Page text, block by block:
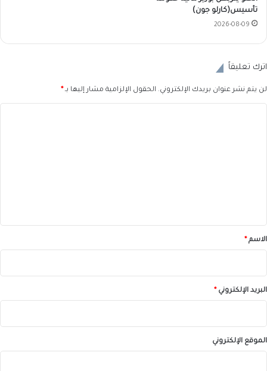
تأسيس(كارلو جون)
2026-08-09
اترك تعليقاً
لن يتم نشر عنوان بريدك الإلكتروني. الحقول الإلزامية مشار إليها بـ*
*الاسم*
البريد الإلكتروني*
الموقع الإلكتروني